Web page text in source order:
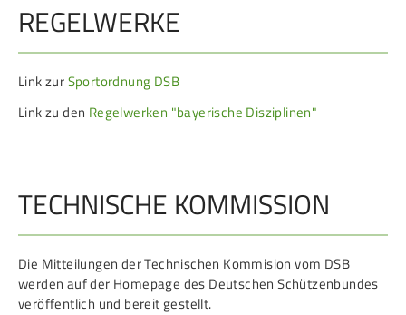
REGELWERKE
Link zurSportordnung DSB
Link zu den Regelwerken "bayerische Disziplinen"
TECHNISCHE KOMMISSION
Die Mitteilungen der Technischen Kommision vom DSB
werden auf der Homepage des Deutschen Schützenbundes
veröffentlich und bereit gestellt.